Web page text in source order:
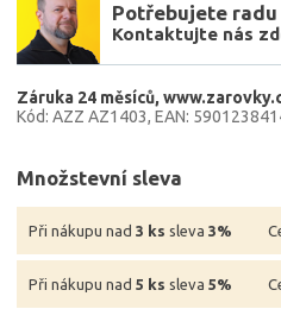
Potřebujete
Kontaktujte nás
Záruka 24 měsíců
Kód: AZZ AZ1403 EAN:
Množstevní sleva
Při nákupu nad 3 ks sleva 3%
Při nákupu nad 5 ks sleva 5%